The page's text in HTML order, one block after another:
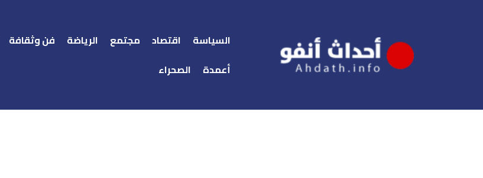
السياسة اقتصاد مجتمع الرياضة فن وثقافة
أعمدة
الصحراء